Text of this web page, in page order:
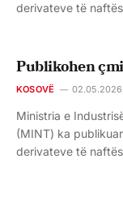
derivateve të
Publikohen
KOSOVË
Ministria e
(MINT) ka
derivateve të